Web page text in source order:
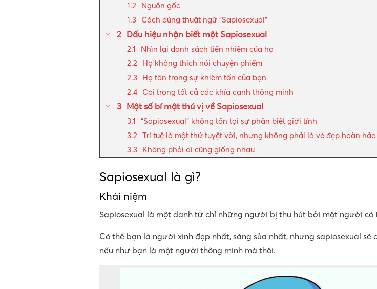
Nguồn gốc
Cách dùng thuật ngữ “Sapiosexual”
Dấu hiệu nhận biết một Sapiosexual
Nhìn lại danh sách tiền nhiệm của họ
Họ không thích nói chuyện phiếm
Họ tôn trọng sự khiêm tốn của bạn
Coi trọng tất cả các khía cạnh thông minh
Một số bí mật thú vị về Sapiosexual
“Sapiosexual” không tồn tại sự phân biệt giới tính
Trí tuệ là một thứ tuyệt vời, nhưng không phải là vẻ đẹp hoàn
Không phải ai cũng giống nhau
Sapiosexual là gì?
Khái niệm
Sapiosexual là một danh từ chỉ những người bị thu hút bởi một người có
Có thể bạn là người xinh đẹp nhất, sáng sủa nhất, nhưng sapiosexual sẽ
nếu như bạn là một người thông minh mà thôi.